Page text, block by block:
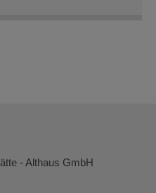
- Althaus GmbH